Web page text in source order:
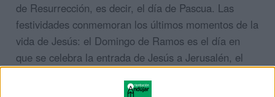
de Resurrección, es decir, el día de Pascua. Las
festividades conmemoran los últimos momentos de la
vida de Jesús: el Domingo de Ramos es el día en
que se celebra la entrada de Jesús a Jerusalén, el
Viernes Santo recuerda la crucifixión, el Sábado